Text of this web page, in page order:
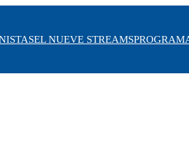
EL NUEVE STREAMS